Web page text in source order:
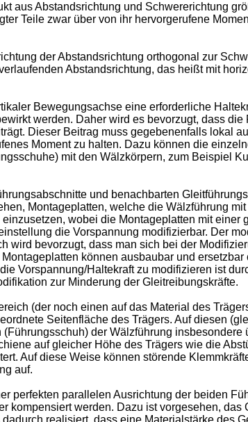
aus Abstandsrichtung und Schwererichtung
Teile zwar über von ihr hervorgerufene
der Abstandsrichtung orthogonal zur
Abstandsrichtung, das heißt mit
Bewegungsachse eine erforderliche
werden. Daher wird es bevorzugt, dass
Dieser Beitrag muss gegebenenfalls lokal
Moment zu halten. Dazu können die
mit den Wälzkörpern, zum Beispiel
und benachbarten
Montageplatten, welche die Wälzführung
wobei die Montageplatten mit einer
die Vorspannung modifizierbar. Der
bevorzugt, dass man sich bei der
können ausbaubar und
Vorspannung/Haltekraft zu modifizieren ist
zur Minderung der Gleitreibungskräfte.
(der noch einen auf das Material des
Seitenfläche des Trägers. Auf diesen
der Wälzführung
auf gleicher Höhe des Trägers wie die
Auf diese Weise können störende
auf.
perfekten parallelen Ausrichtung der beiden
werden. Dazu ist vorgesehen, das
realisiert, dass eine Materialstärke des